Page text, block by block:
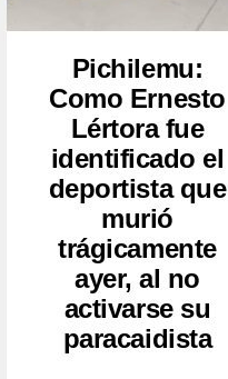
Pichilemu:
Como Ernesto
Lértora fue
identificado el
deportista que
murió
trágicamente
ayer, al no
activarse su
paracaidista